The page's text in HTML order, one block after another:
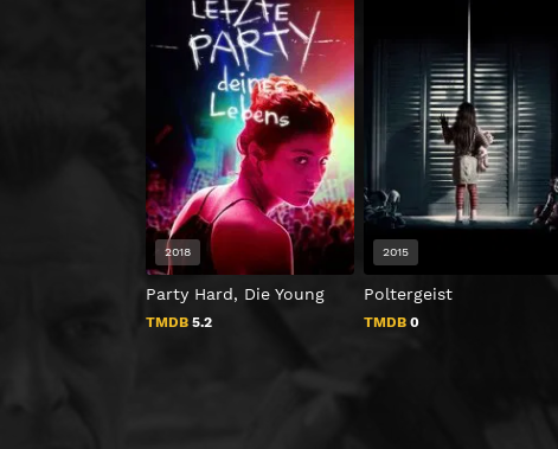
Party Hard, Die Young
TMDB 5.2
2018
Poltergeist
TMDB 0
2015